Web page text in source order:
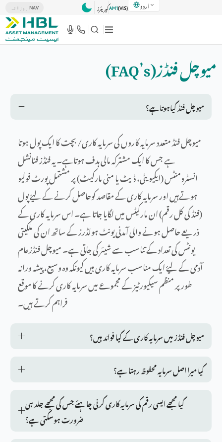
روزانہ NAV کیریئرزAM1(VlS) اردو
میوچل فنڈز(FAQ’s)
میوچل فنڈ کیاہوتاہے؟
میوچل فنڈ متعدد سرمایہ کاروں کی سرمایہ کاری/ بچت کا ایک پول ہوتا
ہے جس کا ایک مشترکہ مالی ہدف ہوتاہے۔ یہ فنڈز فنانشل
انسٹرومنٹس (ایکیویٹی، ڈیٹ یا منی مارکیٹ) پر مشتمل پورٹ فولیو
ہوتےہیں اور سرمایہ کاری کے مقاصد کوحاصل کرنے کے لیۓ پول
(فنڈ کی کل رقم) ان مارکیٹس میں لگایا جاتا ہے۔ اس سرمایہ کاری کے
ذریعے حاصل ہونے والی آمدنی یونٹ ہولڈرز کے ساتھ ان کی ملکیتی
یونٹس کی تعداد کے تناسب سے شیئر کی جاتی ہے۔ میوچل فنڈزعام
آدمی کے لیۓ ایک مناسب سرمایہ کاری ہیں کیونکہ وہ وسیع، پیشہ ورانہ
طور پر منظم سیکیورٹیز کے مجموعے میں سرمایہ کاری کرنے کا موقع
فراہم کرتے ہیں۔
میوچل فنڈز میں سرمایہ کاری کے کیا فوائد ہیں؟
کیا میرا اصل سرمایہ محفوظ رہتا ہے؟
کیا مجھے ایسی رقم کی سرمایہ کاری کرنی چاہئے جس کی مجھے جلد ہی
ضرورت ہوسکتی ہے؟